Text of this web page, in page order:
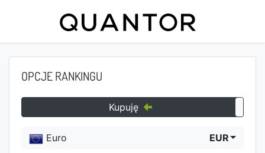
OPCJE RANKINGU
Kupuję
Euro EUR